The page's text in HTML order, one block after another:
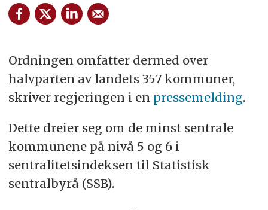
Ordningen omfatter dermed over
halvparten av landets 357 kommuner,
skriver regjeringen i en pressemelding.
Dette dreier seg om de minst sentrale
kommunene på nivå 5 og 6 i
sentralitetsindeksen til Statistisk
sentralbyrå (SSB).